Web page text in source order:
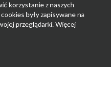
korzystanie z naszych
były zapisywane na
przeglądarki. Więcej